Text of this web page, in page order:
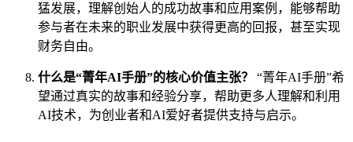
猛发展，理解创始人的成功故事和应用案例，能够帮助
参与者在未来的职业发展中获得更高的回报，甚至实现
财务自由。
什么是“菁年AI手册”的核心价值主张？
“菁年AI手册”希
望通过真实的故事和经验分享，帮助更多人理解和利用
AI技术，为创业者和AI爱好者提供支持与启示。